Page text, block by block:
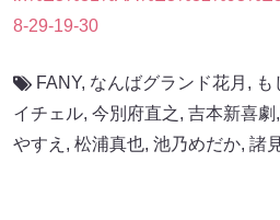
8-29-19-30
FANY, なんばグランド花月 , も
イチェル, 今別府直之, 吉本新喜劇 ,
やすえ , 松浦真也, 池乃めだか, 諸